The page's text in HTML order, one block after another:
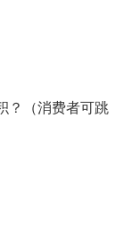
？（消费者可跳